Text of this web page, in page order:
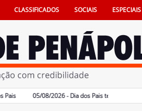
CLASSIFICADOS SOCIAIS ESPECIAIS
05/08/2026 - Dia dos Pais terá sorteio de